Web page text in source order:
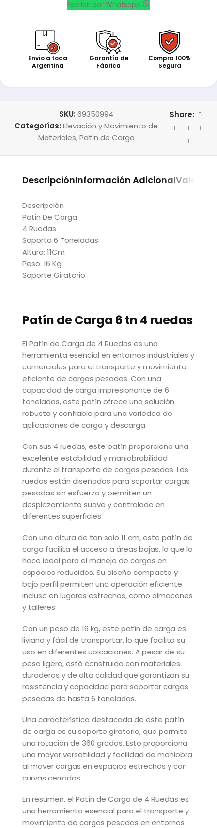
Escribir por Whatsapp
Envío a toda
Argentina
Garantía de
Fábrica
Compra 100%
Segura
SKU:69350994
Categorías: Elevación y Movimiento de
Materiales, Patín de Carga
Share:
DescripciónInformación Adicional
Descripción
Patin De Carga
4 Ruedas
Soporta 6 Toneladas
Altura: 11Cm
Peso: 16 Kg
Soporte Giratorio
Patín de Carga 6 tn 4 ruedas
El Patín de Carga de 4 Ruedas es una
herramienta esencial en entornos industriales y
comerciales para el transporte y movimiento
eficiente de cargas pesadas. Con una
capacidad de carga impresionante de 6
toneladas, este patín ofrece una solución
robusta y confiable para una variedad de
aplicaciones de carga y descarga.
Con sus 4 ruedas, este patín proporciona una
excelente estabilidad y maniobrabilidad
durante el transporte de cargas pesadas. Las
ruedas están diseñadas para soportar cargas
pesadas sin esfuerzo y permiten un
desplazamiento suave y controlado en
diferentes superficies.
Con una altura de tan solo 11 cm, este patín de
carga facilita el acceso a áreas bajas, lo que lo
hace ideal para el manejo de cargas en
espacios reducidos. Su diseño compacto y
bajo perfil permiten una operación eficiente
incluso en lugares estrechos, como almacenes
y talleres.
Con un peso de 16 kg, este patín de carga es
liviano y fácil de transportar, lo que facilita su
uso en diferentes ubicaciones. A pesar de su
peso ligero, está construido con materiales
duraderos y de alta calidad que garantizan su
resistencia y capacidad para soportar cargas
pesadas de hasta 6 toneladas.
Una característica destacada de este patín
de carga es su soporte giratorio, que permite
una rotación de 360 grados. Esto proporciona
una mayor versatilidad y facilidad de maniobra
al mover cargas en espacios estrechos y con
curvas cerradas.
En resumen, el Patín de Carga de 4 Ruedas es
una herramienta esencial para el transporte y
movimiento de cargas pesadas en entornos